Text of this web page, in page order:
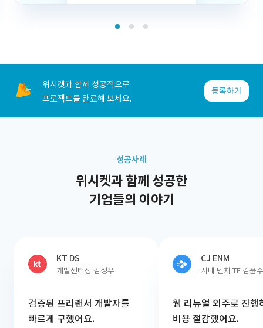
위시켓과 함께 성공적으로
프로젝트를 완료해 보세요.
등록하기
성공사례
위시켓과 함께 성공한
기업들의 이야기
KT DS
개발센터장 김성우
검증된 프리랜서 개발자를
빠르게 구했어요.
CJ ENM
사내 벤처 TF 김윤주
웹 리뉴얼 외주로 진행
비용 절감했어요.